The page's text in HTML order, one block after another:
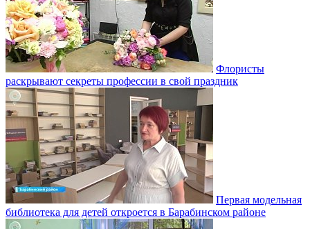
Флористы
раскрывают секреты профессии в свой праздник
Первая модельная
библиотека для детей откроется в Барабинском районе